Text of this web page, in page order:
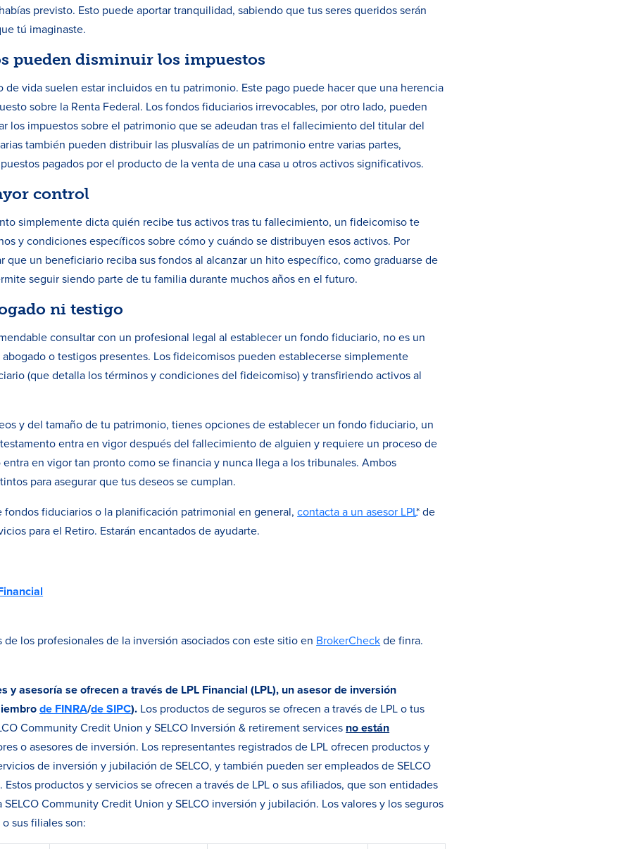
previsto. Esto puede aportar tranquilidad, sabiendo que tus seres queridos serán
tú imaginaste.
pueden disminuir los impuestos
de vida suelen estar incluidos en tu patrimonio. Este pago puede hacer que una herencia
sobre la Renta Federal. Los fondos fiduciarios irrevocables, por otro lado, pueden
los impuestos sobre el patrimonio que se adeudan tras el fallecimiento del titular del
también pueden distribuir las plusvalías de un patrimonio entre varias partes,
pagados por el producto de la venta de una casa u otros activos significativos.
control
simplemente dicta quién recibe tus activos tras tu fallecimiento, un fideicomiso te
y condiciones específicos sobre cómo y cuándo se distribuyen esos activos. Por
que un beneficiario reciba sus fondos al alcanzar un hito específico, como graduarse de
seguir siendo parte de tu familia durante muchos años en el futuro.
ni testigo
consultar con un profesional legal al establecer un fondo fiduciario, no es un
o testigos presentes. Los fideicomisos pueden establecerse simplemente
(que detalla los términos y condiciones del fideicomiso) y transfiriendo activos al
y del tamaño de tu patrimonio, tienes opciones de establecer un fondo fiduciario, un
entra en vigor después del fallecimiento de alguien y requiere un proceso de
en vigor tan pronto como se financia y nunca llega a los tribunales. Ambos
para asegurar que tus deseos se cumplan.
fondos fiduciarios o la planificación patrimonial en general,contacta a un asesor LPL* de
para el Retiro. Estarán encantados de ayudarte.
los profesionales de la inversión asociados con este sitio en BrokerCheckde finra.
y asesoría se ofrecen a través de LPL Financial (LPL), un asesor de inversión
de FINRA/de SIPC). Los productos de seguros se ofrecen a través de LPL o tus
Community Credit Union y SELCO Inversión & retirement services no están
o asesores de inversión. Los representantes registrados de LPL ofrecen productos y
de inversión y jubilación de SELCO, y también pueden ser empleados de SELCO
productos y servicios se ofrecen a través de LPL o sus afiliados, que son entidades
SELCO Community Credit Union y SELCO inversión y jubilación. Los valores y los seguros
sus filiales son: